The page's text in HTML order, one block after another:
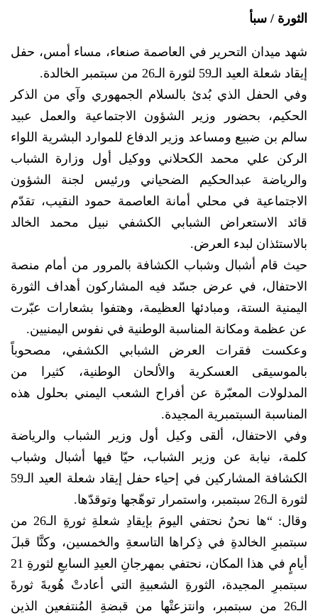
الثورة / سبأ
شهد ميدان التحرير في العاصمة صنعاء، مساء أمس، حفل
إيقاد شعلة العيد الـ59 لثورة الـ26 من سبتمبر الخالدة.
وفي الحفل الذي بُدئ بالسلام الجمهوري وآي من الذكر
الحكيم، بحضور وزير الشؤون الاجتماعية والعمل عبيد
سالم بن ضبيع ومساعد وزير الدفاع للموارد البشرية اللواء
الركن علي محمد الكحلاني ووكيل أول وزارة الشباب
والرياضة عبدالحكيم الضحياني ورئيس لجنة الشؤون
الاجتماعية في محلي أمانة العاصمة حمود النقيب، تقدّم
قائد الاستعراض الشبابي الكشفي نبيل محمد الخالد
بالاستئذان لبدء العرض.
حيث قام أشبال وشباب الكشافة بالمرور من أمام منصة
الاحتفال، في عرض جسّد فيه المشاركون أهداف الثورة
اليمنية الستة، ومبادئها العظيمة، وهتفوا بشعارات عبّرت
عن عظمة ومكانة المناسبة الوطنية في نفوس اليمنيين.
وعكست فقرات العرض الشبابي الكشفي، مصحوباً
بالموسيقى العسكرية والألحان الوطنية، كثيرا من
المدلولات المعبّرة عن أفراح الشعب اليمني بحلول هذه
المناسبة السبتمبرية المجيدة.
وفي الاحتفال، ألقى وكيل أول وزير الشباب والرياضة
كلمة، نيابة عن وزير الشباب، حيّا فيها أشبال وشباب
الكشافة المشاركين في إحياء حفل إيقاد شعلة العيد الـ59
لثورة الـ26 سبتمبر، واستمرار توهّجها وتوقدّها.
وقال: “ها نحنُ نحتفي اليومَ بإيقادِ شعلةِ ثورةِ الـ26 من
سبتمبرِ الخالدةِ في ذِكراها التاسعةِ والخمسين، وكنَّا قبلَ
أيامٍ في هذا المكان، نحتفي بمهرجانِ العيدِ السابعِ لثورةِ 21
سبتمبرِ المجيدة، الثورةِ الشعبيةِ التي أعادتْ هُويةَ ثورةَ
الـ26 من سبتمبر، وانتزعتْها من قبضةِ المُنتفعين الذين